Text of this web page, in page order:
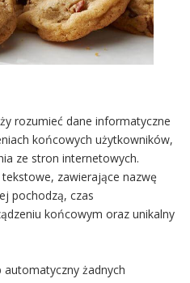
rozumieć dane informatyczne
końcowych użytkowników,
ze stron internetowych.
zawierające nazwę
pochodzą, czas
końcowym oraz unikalny
automatyczny żadnych